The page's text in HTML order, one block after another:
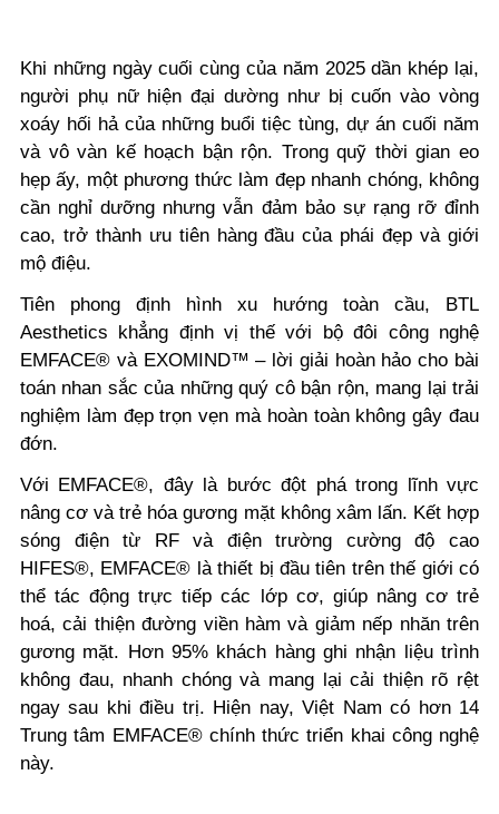
Khi những ngày cuối cùng của năm 2025 dần khép lại,
người phụ nữ hiện đại dường như bị cuốn vào vòng
xoáy hối hả của những buổi tiệc tùng, dự án cuối năm
và vô vàn kế hoạch bận rộn. Trong quỹ thời gian eo
hẹp ấy, một phương thức làm đẹp nhanh chóng, không
cần nghỉ dưỡng nhưng vẫn đảm bảo sự rạng rỡ đỉnh
cao, trở thành ưu tiên hàng đầu của phái đẹp và giới
mộ điệu.
Tiên phong định hình xu hướng toàn cầu, BTL
Aesthetics khẳng định vị thế với bộ đôi công nghệ
EMFACE® và EXOMIND™ – lời giải hoàn hảo cho bài
toán nhan sắc của những quý cô bận rộn, mang lại trải
nghiệm làm đẹp trọn vẹn mà hoàn toàn không gây đau
đớn.
Với EMFACE®, đây là bước đột phá trong lĩnh vực
nâng cơ và trẻ hóa gương mặt không xâm lấn. Kết hợp
sóng điện từ RF và điện trường cường độ cao
HIFES®, EMFACE® là thiết bị đầu tiên trên thế giới có
thể tác động trực tiếp các lớp cơ, giúp nâng cơ trẻ
hoá, cải thiện đường viền hàm và giảm nếp nhăn trên
gương mặt. Hơn 95% khách hàng ghi nhận liệu trình
không đau, nhanh chóng và mang lại cải thiện rõ rệt
ngay sau khi điều trị. Hiện nay, Việt Nam có hơn 14
Trung tâm EMFACE® chính thức triển khai công nghệ
này.